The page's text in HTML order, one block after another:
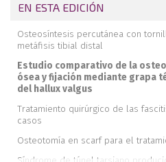
EN ESTA EDICIÓN
Osteosíntesis percutánea con
metáfisis tibial distal
Estudio comparativo de la
ósea y fijación mediante grapa
del hallux valgus
Tratamiento quirúrgico de las
casos
Osteotomía en scarf para el